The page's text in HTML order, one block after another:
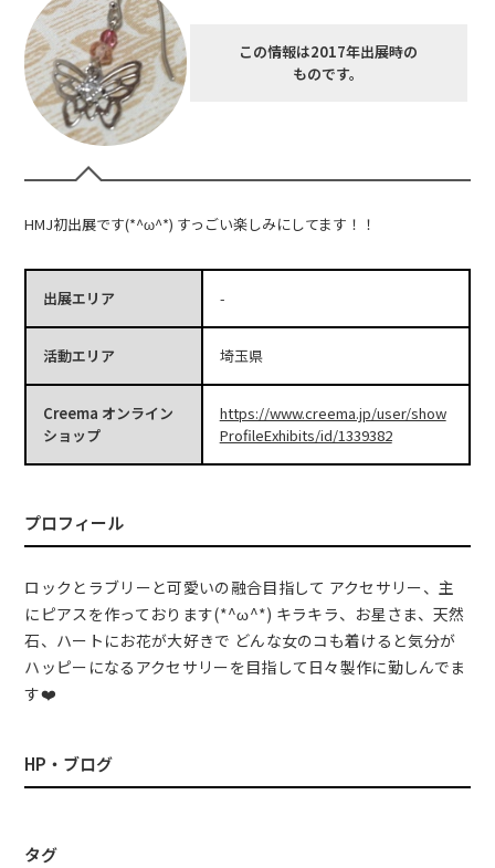
この情報は2017年出展時の
ものです。
HMJ初出展です(*^ω^*) すっごい楽しみにしてます！！
出展エリア -
活動エリア 埼玉県
Creema オンライン
ショップ
https://www.creema.jp/user/show
ProfileExhibits/id/1339382
プロフィール
ロックとラブリーと可愛いの融合目指して アクセサリー、主
にピアスを作っております(*^ω^*) キラキラ、お星さま、天然
石、ハートにお花が大好きで どんな女のコも着けると気分が
ハッピーになるアクセサリーを目指して日々製作に勤しんでま
す❤️
HP・ブログ
タグ